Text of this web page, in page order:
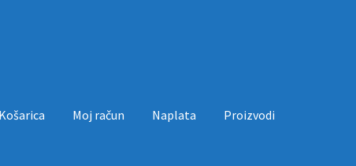
Košarica Moj račun Naplata Proizvodi